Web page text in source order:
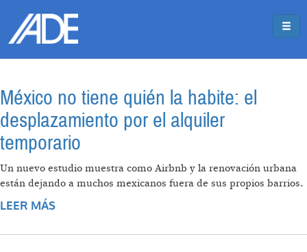
México no tiene quién la habite: el
desplazamiento por el alquiler
temporario
Un nuevo estudio muestra como Airbnb y la renovación urbana
están dejando a muchos mexicanos fuera de sus propios barrios.
LEER MÁS
TEMPORARIO